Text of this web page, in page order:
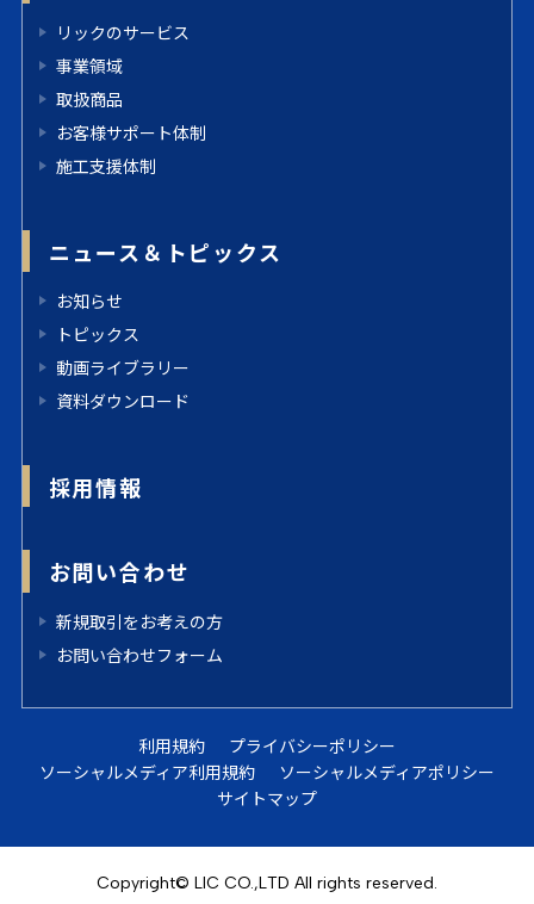
リックのサービス
事業領域
取扱商品
お客様サポート体制
施工支援体制
ニュース＆トピックス
お知らせ
トピックス
動画ライブラリー
資料ダウンロード
採用情報
お問い合わせ
新規取引をお考えの方
お問い合わせフォーム
利用規約
プライバシーポリシー
ソーシャルメディア利用規約
ソーシャルメディアポリシー
サイトマップ
Copyright© LIC CO.,LTD All rights reserved.